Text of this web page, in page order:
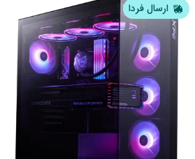
ارسال فردا